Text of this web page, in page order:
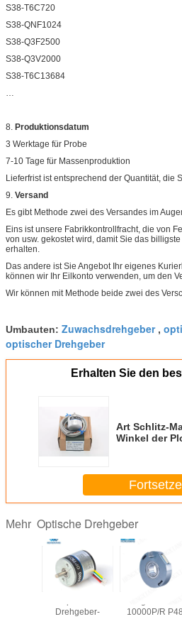
S38-T6C720
S38-QNF1024
S38-Q3F2500
S38-Q3V2000
S38-T6C13684
…
8. Produktionsdatum
3 Werktage für Probe
7-10 Tage für Massenproduktion
Lieferfrist ist entsprechend der Quantität, die
9. Versand
Es gibt Methode zwei des Versandes im
Eins ist unsere Fabrikkontrollfracht, die von
von usw. gekostet wird, damit Sie das
erhalten.
Das andere ist Sie Angebot Ihr eigenes
können wir Ihr Eilkonto verwenden, um den
Wir können mit Methode beide zwei des
Umbauten: Zuwachsdrehgeber,
optischer Drehgeber
Erhalten Sie den
Art Schlitz-
Winkel der
Mehr Optische Drehgeber
Drehgeber-
10000P/R P48